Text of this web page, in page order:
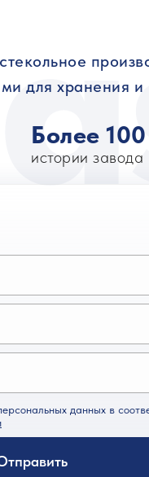
данных в
для хранения и
истории завода
Более